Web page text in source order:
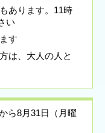
あります。11時
い
す
は、大人の人と
ら8月31日（月曜